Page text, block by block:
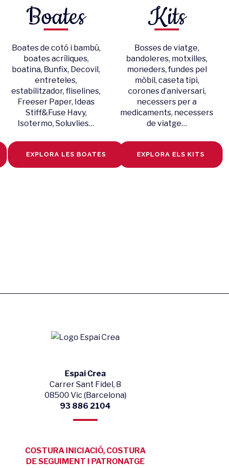
Boates
Boates de cotó i bambú,
boates acríliques,
boatina, Bunfix, Decovil,
entreteles,
estabilitzador, fliselines,
Freeser Paper, Ideas
Stiff&Fuse Havy,
Isotermo, Soluvlies…
EXPLORA LES BOATES
Kits
Bosses de viatge,
bandoleres, motxilles,
moneders, fundes pel
mòbil, caseta tipi,
corones d’aniversari,
necessers per a
medicaments, necessers
de viatge…
EXPLORA ELS KITS
Espai Crea
Carrer Sant Fidel, 8
08500 Vic (Barcelona)
93 886 2104
COSTURA INICIACIÓ, COSTURA
DE SEGUIMENT I PATRONATGE